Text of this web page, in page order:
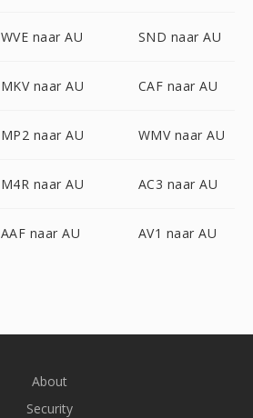
WVE naar AU SND naar AU
MKV naar AU CAF naar AU
MP2 naar AU WMV naar AU
M4R naar AU AC3 naar AU
AAF naar AU AV1 naar AU
About
Security